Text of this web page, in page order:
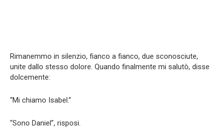
Rimanemmo in silenzio, fianco a fianco, due sconosciute,
unite dallo stesso dolore. Quando finalmente mi salutò, disse
dolcemente:
“Mi chiamo Isabel.”
“Sono Daniel”, risposi.